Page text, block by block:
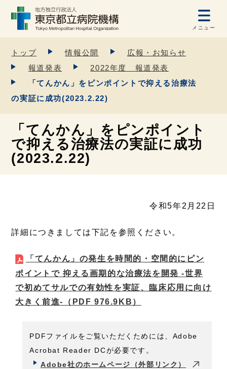
メニュー
トップ 情報公開
広報・お知らせ
報道発表
2022年度 報道発表
「てんかん」をピンポイントで抑える治療法
の実証に成功(2023.2.22)
「てんかん」をピンポイント
で抑える治療法の実証に成功
(2023.2.22)
令和5年2月22日
詳細につきましては下記を参照ください。
「てんかん」の発生を時間的・空間的にピン
ポイントで 抑える画期的な治療法を開発 -世界
で初めてサルでの有効性を実証、臨床応用に向け
大きく前進-
（PDF 976.9KB）
PDFファイルをご覧いただくためには、Adobe
Acrobat Reader DCが必要です。
Adobe社のホームページ（外部リンク）